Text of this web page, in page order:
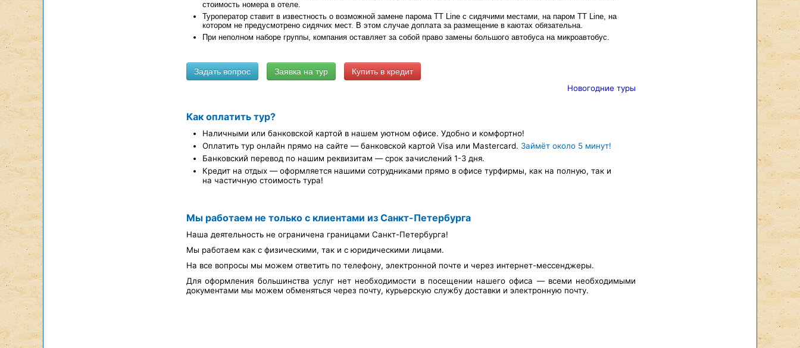
стоимость номера в отеле.
Туроператор ставит в известность о возможной замене парома TT Line с сидячими местами, на паром TT Line, на
котором не предусмотрено сидячих мест. В этом случае доплата за размещение в каютах обязательна.
При неполном наборе группы, компания оставляет за собой право замены большого автобуса на микроавтобус.
Купить в кредит
Новогодние туры
Как оплатить тур?
Наличными или банковской картой в нашем уютном офисе. Удобно и комфортно!
Оплатить тур онлайн прямо на сайте — банковской картой Visa или Mastercard. Займёт около 5 минут!
Банковский перевод по нашим реквизитам — срок зачислений 1-3 дня.
Кредит на отдых — оформляется нашими сотрудниками прямо в офисе турфирмы, как на полную, так и
на частичную стоимость тура!
Мы работаем не только с клиентами из Санкт-Петербурга
Наша деятельность не ограничена границами Санкт-Петербурга!
Мы работаем как с физическими, так и с юридическими лицами.
На все вопросы мы можем ответить по телефону, электронной почте и через интернет-мессенджеры.
Для оформления большинства услуг нет необходимости в посещении нашего офиса — всеми необходимыми
документами мы можем обменяться через почту, курьерскую службу доставки и электронную почту.